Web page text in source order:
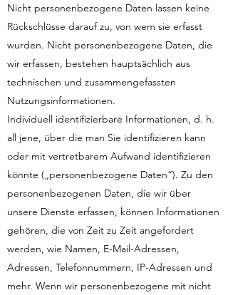
Nicht personenbezogene Daten lassen keine
Rückschlüsse darauf zu, von wem sie erfasst
wurden. Nicht personenbezogene Daten, die
wir erfassen, bestehen hauptsächlich aus
technischen und zusammengefassten
Nutzungsinformationen.
Individuell identifizierbare Informationen, d. h.
all jene, über die man Sie identifizieren kann
oder mit vertretbarem Aufwand identifizieren
könnte („personenbezogene Daten“). Zu den
personenbezogenen Daten, die wir über
unsere Dienste erfassen, können Informationen
gehören, die von Zeit zu Zeit angefordert
werden, wie Namen, E-Mail-Adressen,
Adressen, Telefonnummern, IP-Adressen und
mehr. Wenn wir personenbezogene mit nicht